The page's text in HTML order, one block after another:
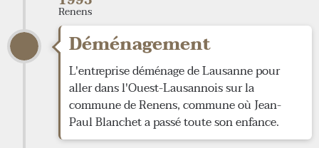
Renens
Déménagement
L'entreprise déménage de Lausanne pour
aller dans l'Ouest-Lausannois sur la
commune de Renens, commune où Jean-
Paul Blanchet a passé toute son enfance.